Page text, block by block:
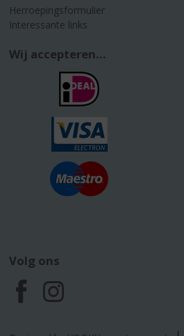
Herroepingsformulier
Interessante links
Wij accepteren...
Volg ons
F
a
I
n